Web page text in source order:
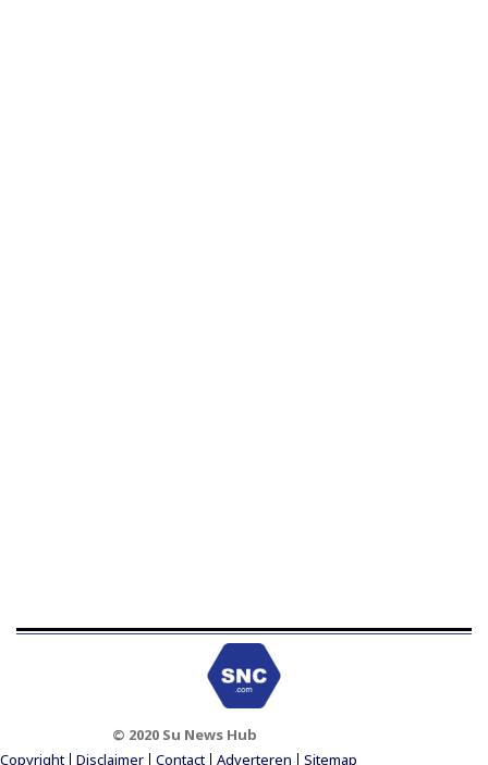
© 2020 Su News Hub
Footer Menu
Copyright Disclaimer Contact Adverteren Sitemap